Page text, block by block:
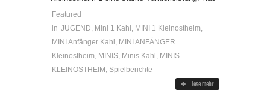
Featured
in JUGEND, Mini 1 Kahl , MINI 1 Kleinostheim,
MINI Anfänger Kahl , MINI ANFÄNGER
Kleinostheim, MINIS, Minis Kahl , MINIS
KLEINOSTHEIM , Spielberichte
lese mehr